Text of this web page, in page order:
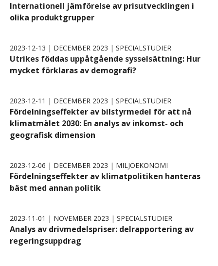
Internationell jämförelse av prisutvecklingen i
olika produktgrupper
2023-12-13 | DECEMBER 2023 | SPECIALSTUDIER
Utrikes föddas uppåtgående sysselsättning: Hur
mycket förklaras av demografi?
2023-12-11 | DECEMBER 2023 | SPECIALSTUDIER
Fördelningseffekter av bilstyrmedel för att nå
klimatmålet 2030: En analys av inkomst- och
geografisk dimension
2023-12-06 | DECEMBER 2023 | MILJÖEKONOMI
Fördelningseffekter av klimatpolitiken hanteras
bäst med annan politik
2023-11-01 | NOVEMBER 2023 | SPECIALSTUDIER
Analys av drivmedelspriser: delrapportering av
regeringsuppdrag